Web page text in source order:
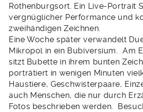
Rothenburgsort. Ein Live-Portrait
vergnüglicher Performance und
zweihändigen Zeichnen.
Eine Woche später verwandelt
Mikropol in ein Bubiversium. Am
sitzt Bubette in ihrem bunten
porträtiert in wenigen Minuten
Haustiere, Geschwisterpaare,
auch Menschen, die nur durch
Fotos beschrieben werden.